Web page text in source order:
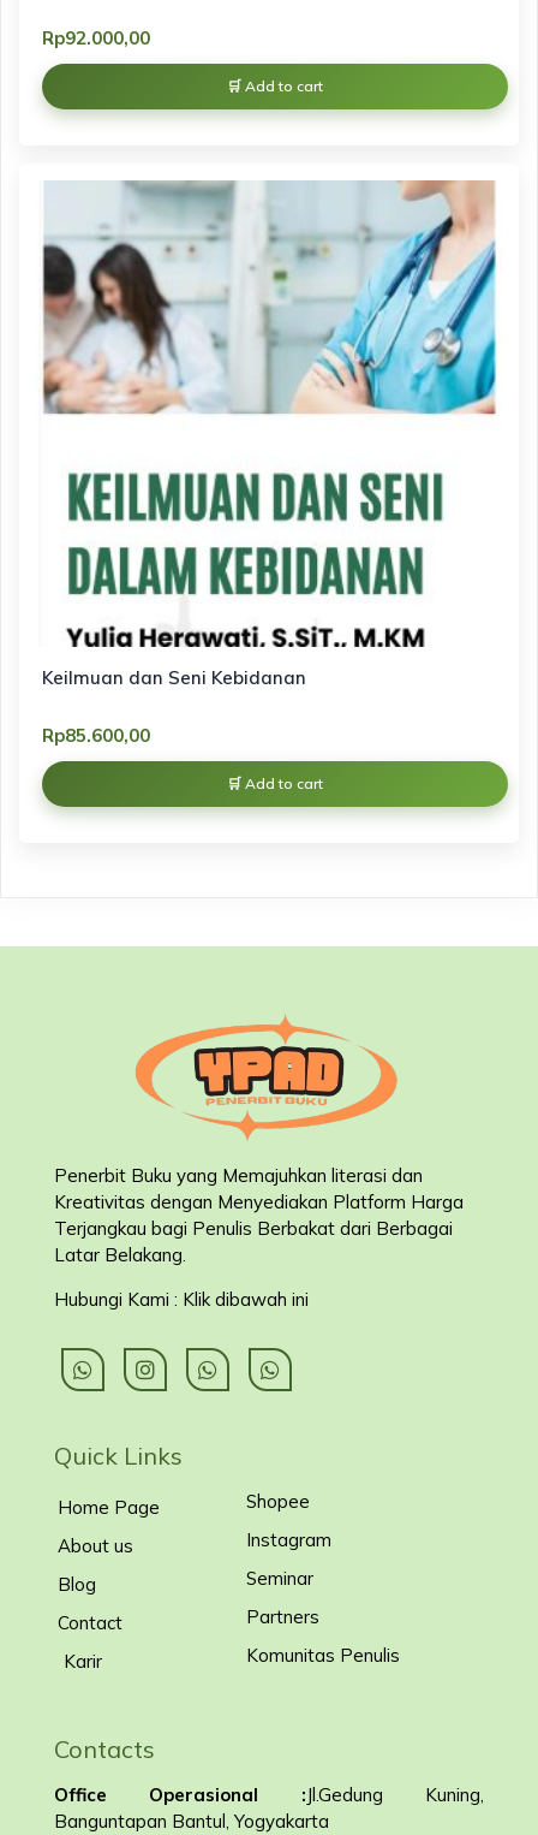
Rp92.000,00
Add to cart
Keilmuan dan Seni Kebidanan
Rp85.600,00
Add to cart
Penerbit Buku yang Memajuhkan literasi dan
Kreativitas dengan Menyediakan Platform Harga
Terjangkau bagi Penulis Berbakat dari Berbagai
Latar Belakang
Hubungi Kami : Klik dibawah ini
Quick Links
Home Page
About us
Blog
Contact
Karir
Shopee
Instagram
Seminar
Partners
Komunitas Penulis
Contacts
Office Operasional :Jl.Gedung Kuning,
Banguntapan Bantul, Yogyakarta